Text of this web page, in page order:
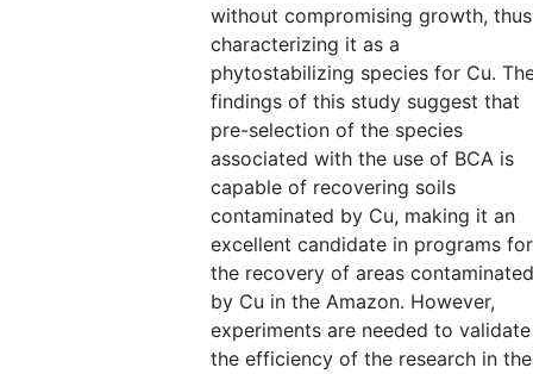
without compromising growth, thus
characterizing it as a
phytostabilizing species for Cu.
findings of this study suggest that
pre-selection of the species
associated with the use of BCA is
capable of recovering soils
contaminated by Cu, making it an
excellent candidate in programs for
the recovery of areas contaminated
by Cu in the Amazon. However,
experiments are needed to validate
the efficiency of the research in the